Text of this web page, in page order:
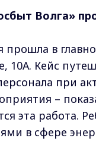
Волга»
прошла в
10А. Кейс
при
–
эта работа.
в сфере